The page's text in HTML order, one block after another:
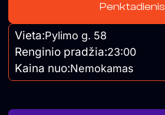
Penktadienis
Vieta:Pylimo g. 58
Renginio pradžia:23:00
Kaina nuo:Nemokamas